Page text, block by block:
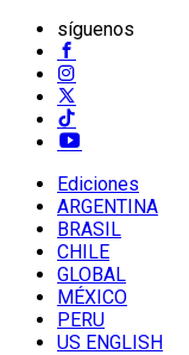
síguenos
Ediciones
ARGENTINA
BRASIL
CHILE
GLOBAL
MÉXICO
PERU
US ENGLISH